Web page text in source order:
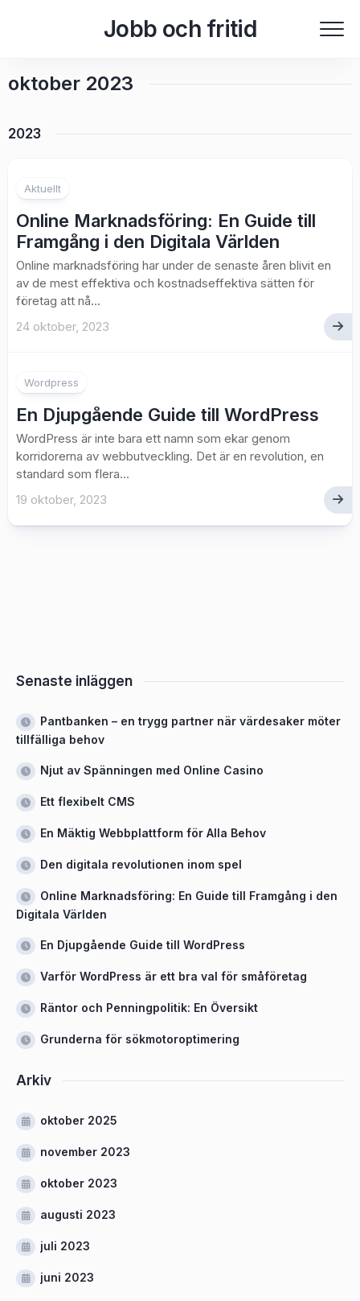
Jobb och fritid
oktober 2023
2023
Aktuellt
Online Marknadsföring: En Guide till
Framgång i den Digitala Världen
Online marknadsföring har under de senaste åren blivit en
av de mest effektiva och kostnadseffektiva sätten för
företag att nå...
24 oktober, 2023
Wordpress
En Djupgående Guide till WordPress
WordPress är inte bara ett namn som ekar genom
korridorerna av webbutveckling. Det är en revolution, en
standard som flera...
19 oktober, 2023
Senaste inläggen
Pantbanken – en trygg partner när värdesaker möter
tillfälliga behov
Njut av Spänningen med Online Casino
Ett flexibelt CMS
En Mäktig Webbplattform för Alla Behov
Den digitala revolutionen inom spel
Online Marknadsföring: En Guide till Framgång i den
Digitala Världen
En Djupgående Guide till WordPress
Varför WordPress är ett bra val för småföretag
Räntor och Penningpolitik: En Översikt
Grunderna för sökmotoroptimering
Arkiv
oktober 2025
november 2023
oktober 2023
augusti 2023
juli 2023
juni 2023